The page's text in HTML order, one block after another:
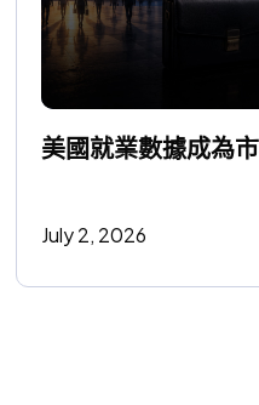
美國就業數據成為
July 2, 2026